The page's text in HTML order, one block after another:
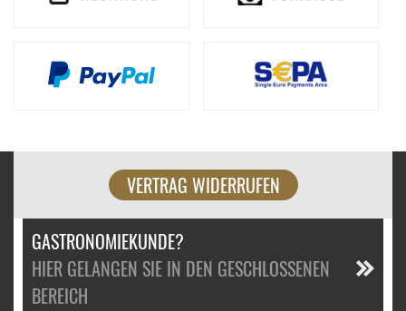
VERTRAG WIDERRUFEN
GASTRONOMIEKUNDE?
HIER GELANGEN SIE IN DEN GESCHLOSSENEN
BEREICH